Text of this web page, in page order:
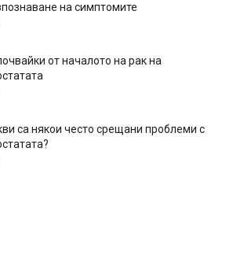
на симптомите
от началото на рак на
са някои често срещани проблеми с